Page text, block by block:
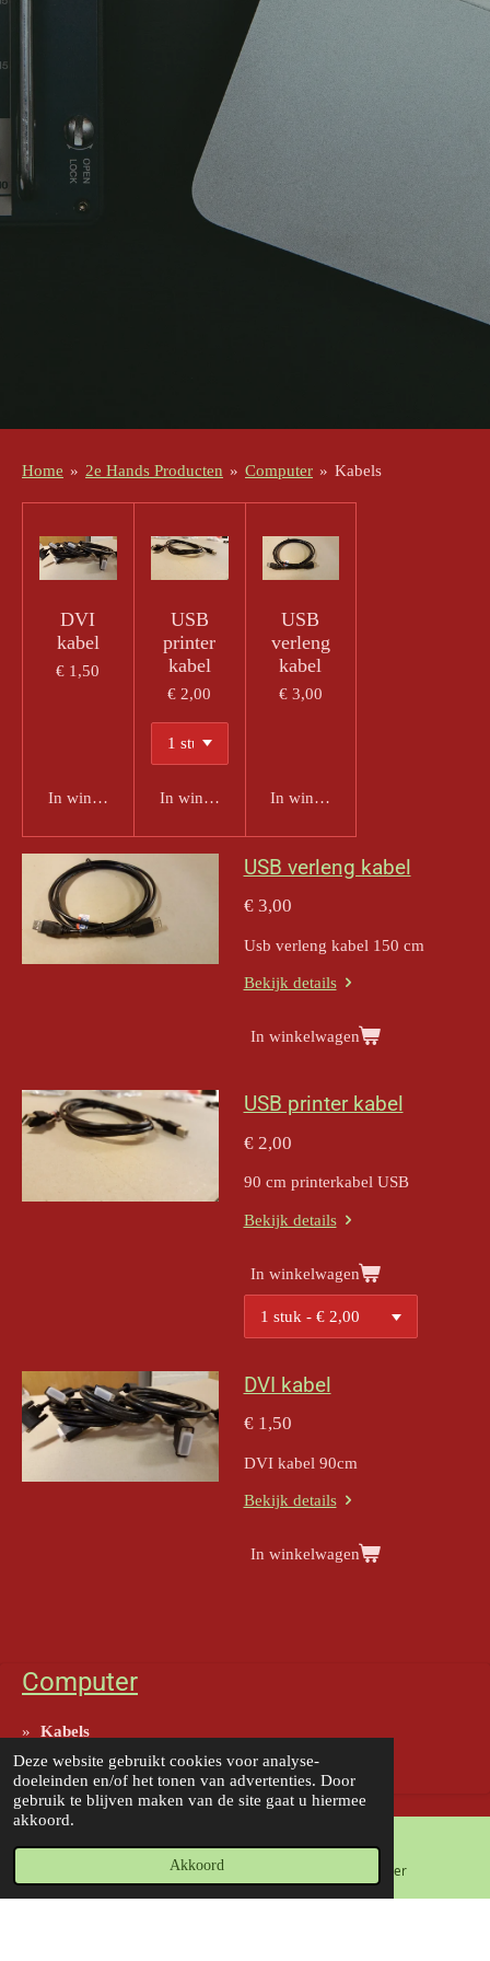
Deze website gebruikt cookies voor analyse-
doeleinden en/of het tonen van advertenties. Door
gebruik te blijven maken van de site gaat u hiermee
akkoord.
Akkoord
Home » 2e Hands Producten » Computer » Kabels
DVI
kabel
€ 1,50
In winkelwagen
USB
printer
kabel
€ 2,00
In winkelwagen
USB
verleng
kabel
€ 3,00
In winkelwagen
USB verleng kabel
€ 3,00
Usb verleng kabel 150 cm
Bekijk details
In winkelwagen
USB printer kabel
€ 2,00
90 cm printerkabel USB
Bekijk details
In winkelwagen
DVI kabel
€ 1,50
DVI kabel 90cm
Bekijk details
In winkelwagen
Computer
Kabels
Computer Hardware
Delen Deel Share
Delen
Telefoonnummer